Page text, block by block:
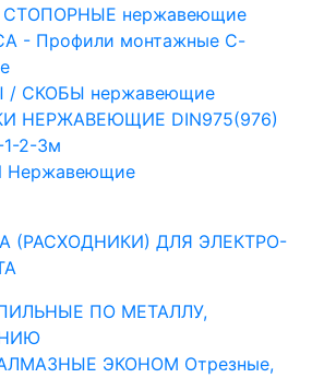
нержавеющие
- Профили монтажные С-
СКОБЫ нержавеющие
НЕРЖАВЕЮЩИЕ DIN975(976)
2-3м
(РАСХОДНИКИ) ДЛЯ ЭЛЕКТРО-
ПО МЕТАЛЛУ,
ЭКОНОМ Отрезные,